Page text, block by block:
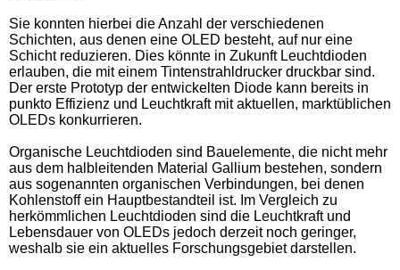
Sie konnten hierbei die Anzahl der verschiedenen
Schichten, aus denen eine OLED besteht, auf nur eine
Schicht reduzieren. Dies könnte in Zukunft Leuchtdioden
erlauben, die mit einem Tintenstrahldrucker druckbar sind.
Der erste Prototyp der entwickelten Diode kann bereits in
punkto Effizienz und Leuchtkraft mit aktuellen, marktüblichen
OLEDs konkurrieren.
Organische Leuchtdioden sind Bauelemente, die nicht mehr
aus dem halbleitenden Material Gallium bestehen, sondern
aus sogenannten organischen Verbindungen, bei denen
Kohlenstoff ein Hauptbestandteil ist. Im Vergleich zu
herkömmlichen Leuchtdioden sind die Leuchtkraft und
Lebensdauer von OLEDs jedoch derzeit noch geringer,
weshalb sie ein aktuelles Forschungsgebiet darstellen.